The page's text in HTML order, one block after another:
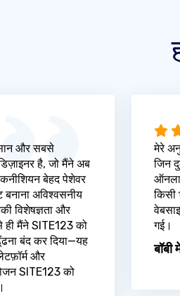
और सबसे
है, जो मैंने अब
बेहद पेशेवर
अविश्वसनीय
विशेषज्ञता और
ही मैंने SITE123 को
बंद कर दिया—यह
और
SITE123 को
मेरे
जिन
किसी
गई।
बॉबी